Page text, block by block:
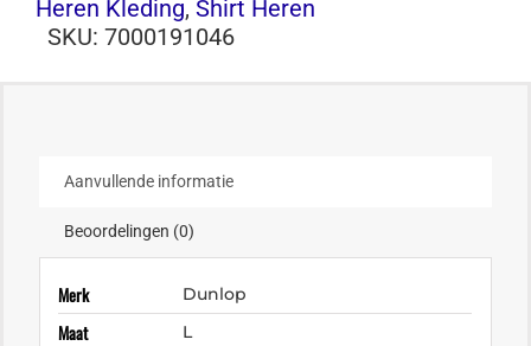
Heren Kleding, Shirt Heren
SKU: 7000191046
Aanvullende informatie
Beoordelingen (0)
Merk Dunlop
Maat L